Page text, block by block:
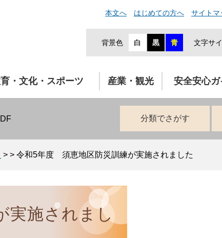
本文へ はじめての方へ サイトマ
背景色 白 黒 青 文字サ
・文化・スポーツ 産業・観光 安全安心ガ
分類でさがす
> > 令和5年度 須恵地区防災訓練が実施されました
実施されまし